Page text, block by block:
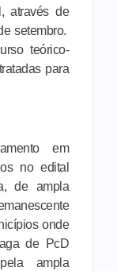
através de
setembro.
teórico-
para
em
no edital
de ampla
onde
de PcD
ampla